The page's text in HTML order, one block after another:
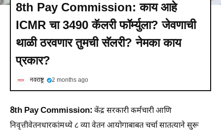
8th Pay Commission: काय आहे
ICMR चा 3490 कॅलरी फॉर्म्युला? जेवणाची
थाळी ठरवणार तुमची सॅलरी? नेमका काय
प्रकार?
नवराष्ट्र 2 months ago
8th Pay Commission:केंद्र सरकारी कर्मचारी आणि
निवृत्तीवेतनधारकांमध्ये ८ व्या वेतन आयोगाबाबत चर्चा सातत्याने सुरू